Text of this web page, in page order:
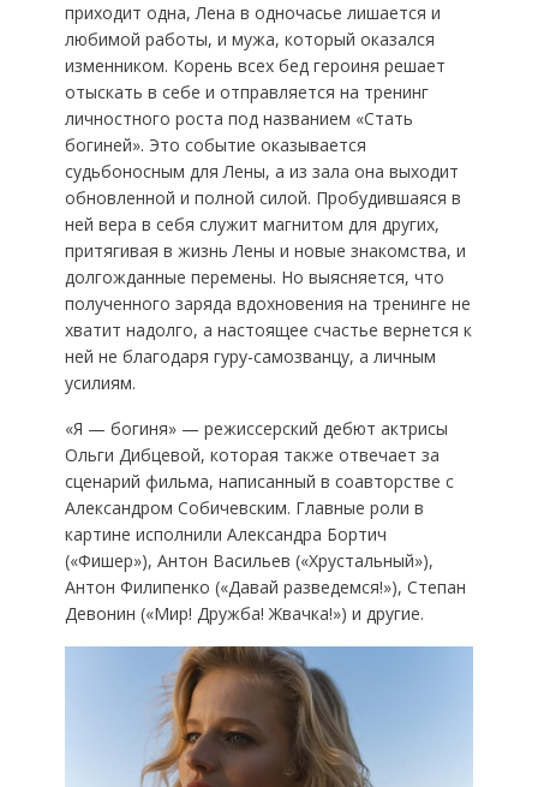
приходит одна, Лена в одночасье лишается и
любимой работы, и мужа, который оказался
изменником. Корень всех бед героиня решает
отыскать в себе и отправляется на тренинг
личностного роста под названием «Стать
богиней». Это событие оказывается
судьбоносным для Лены, а из зала она выходит
обновленной и полной силой. Пробудившаяся в
ней вера в себя служит магнитом для других,
притягивая в жизнь Лены и новые знакомства, и
долгожданные перемены. Но выясняется, что
полученного заряда вдохновения на тренинге не
хватит надолго, а настоящее счастье вернется к
ней не благодаря гуру-самозванцу, а личным
усилиям.
«Я — богиня» — режиссерский дебют актрисы
Ольги Дибцевой, которая также отвечает за
сценарий фильма, написанный в соавторстве с
Александром Собичевским. Главные роли в
картине исполнили Александра Бортич
(«Фишер»), Антон Васильев («Хрустальный»),
Антон Филипенко («Давай разведемся!»), Степан
Девонин («Мир! Дружба! Жвачка!») и другие.